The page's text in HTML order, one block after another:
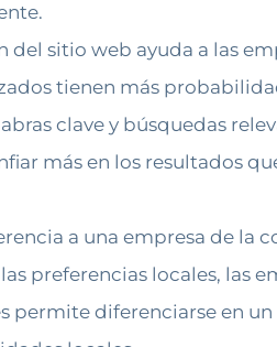
sitio web ayuda a las
tienen más
clave y búsquedas
más en los resultados
a una empresa de la
preferencias locales, las
permite diferenciarse en